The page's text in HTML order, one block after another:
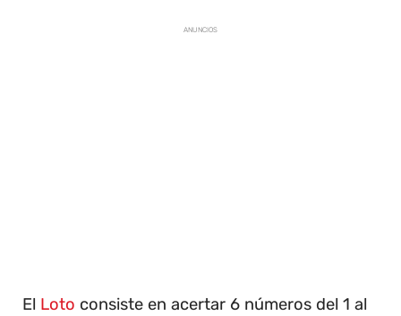
ANUNCIOS
El Loto consiste en acertar 6 números del 1 al